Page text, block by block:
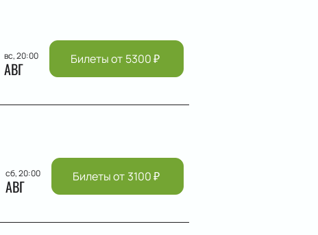
вс, 20:00
АВГ Билеты от 5300₽
сб, 20:00
АВГ Билеты от 3100₽